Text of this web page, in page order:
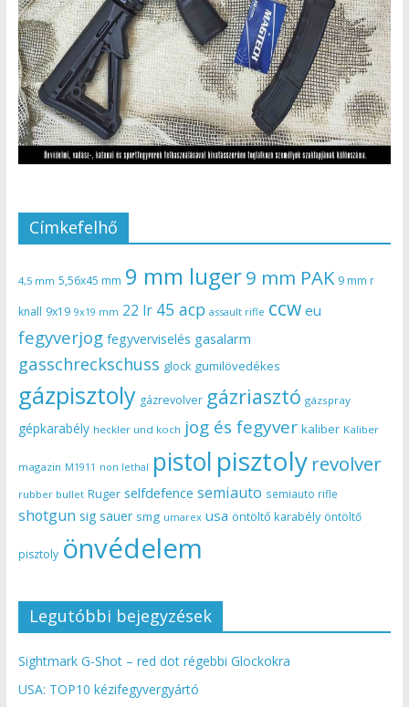
Címkefelhő
4,5 mm 5,56x45 mm 9 mm luger9 mm PAK 9 mm r
knall 9x19 9x19 mm 22 lr 45 acp assault rifle ccw eu
fegyverjog fegyverviselés gasalarm
gasschreckschuss glock gumilövedékes
gázpisztoly gázrevolver gázriasztó gázspray
gépkarabély heckler und koch jog és fegyver kaliber Kaliber
magazin M1911 non lethal pistol pisztoly revolver
rubber bullet Ruger selfdefence semiauto semiauto rifle
shotgun sig sauer smg umarex usa öntöltő karabély öntöltő
pisztoly önvédelem
Legutóbbi bejegyzések
Sightmark G-Shot – red dot régebbi Glockokra
USA: TOP10 kézifegyvergyártó